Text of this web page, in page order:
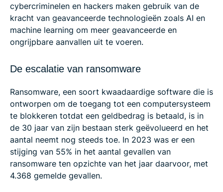
cybercriminelen en hackers maken gebruik van de
kracht van geavanceerde technologieën zoals AI en
machine learning om meer geavanceerde en
ongrijpbare aanvallen uit te voeren.
De escalatie van ransomware
Ransomware, een soort kwaadaardige software die is
ontworpen om de toegang tot een computersysteem
te blokkeren totdat een geldbedrag is betaald, is in
de 30 jaar van zijn bestaan sterk geëvolueerd en het
aantal neemt nog steeds toe. In 2023 was er een
stijging van 55% in het aantal gevallen van
ransomware ten opzichte van het jaar daarvoor, met
4.368 gemelde gevallen.